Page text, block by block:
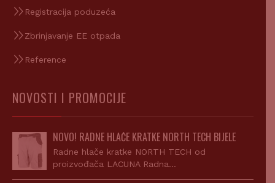
Registracija poduzeća
Zbrinjavanje EE otpada
Reference
NOVOSTI I PROMOCIJE
NOVO! RADNE HLAČE KRATKE NORTH TECH BIJELE
Radne hlače kratke NORTH TECH od
proizvođača LACUNA Radna…